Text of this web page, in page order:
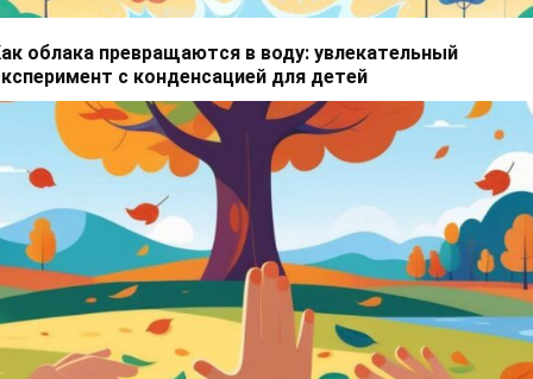
облака превращаются в воду: увлекательный
с конденсацией для детей